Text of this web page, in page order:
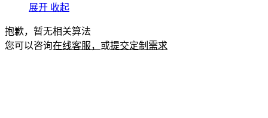
展开 收起
抱歉，暂无相关算法
您可以咨询在线客服， 或提交定制需求